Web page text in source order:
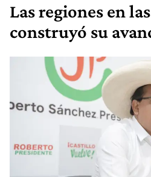
Las regiones en
construyó su